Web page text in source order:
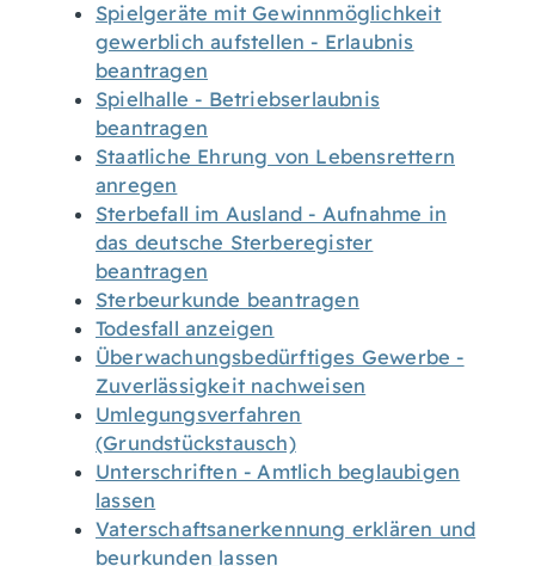
Spielgeräte mit Gewinnmöglichkeit
gewerblich aufstellen - Erlaubnis
beantragen
Spielhalle - Betriebserlaubnis
beantragen
Staatliche Ehrung von Lebensrettern
anregen
Sterbefall im Ausland - Aufnahme in
das deutsche Sterberegister
beantragen
Sterbeurkunde beantragen
Todesfall anzeigen
Überwachungsbedürftiges Gewerbe -
Zuverlässigkeit nachweisen
Umlegungsverfahren
(Grundstückstausch)
Unterschriften - Amtlich beglaubigen
lassen
Vaterschaftsanerkennung erklären und
beurkunden lassen